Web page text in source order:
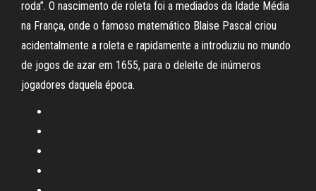
roda”. O nascimento de roleta foi a mediados da Idade Média
na França, onde o famoso matemático Blaise Pascal criou
acidentalmente a roleta e rapidamente a introduziu no mundo
de jogos de azar em 1655, para o deleite de inúmeros
jogadores daquela época.